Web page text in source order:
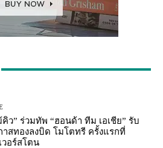
คิว” ร่วมทัพ “ฮอนด้า ทีม เอเชีย” รับ
าสทองลงบิด โมโตทรี ครั้งแรกที่
วอร์สโตน